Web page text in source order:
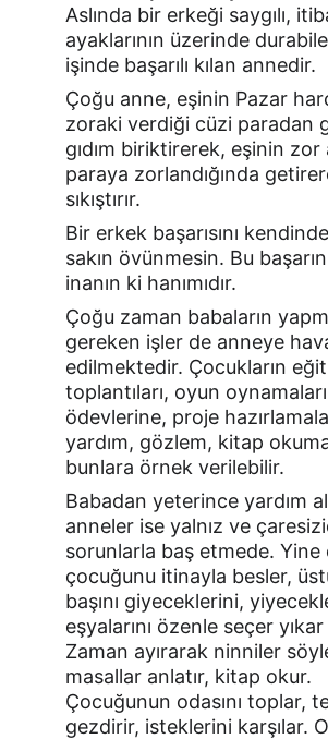
Aslında bir erkeği saygılı,
ayaklarının üzerinde
işinde başarılı kılan annedir.
Çoğu anne, eşinin Pazar
zoraki verdiği cüzi paradan
gıdım biriktirerek, eşinin zor
paraya zorlandığında
sıkıştırır.
Bir erkek başarısını
sakın övünmesin. Bu
inanın ki hanımıdır.
Çoğu zaman babaların
gereken işler de anneye
edilmektedir. Çocukların
toplantıları, oyun
ödevlerine, proje
yardım, gözlem, kitap
bunlara örnek verilebilir.
Babadan yeterince yardım
anneler ise yalnız ve
sorunlarla baş etmede. Yine
çocuğunu itinayla besler,
başını giyeceklerini,
eşyalarını özenle seçer
Zaman ayırarak ninniler
masallar anlatır, kitap okur.
Çocuğunun odasını toplar,
gezdirir, isteklerini karşılar.